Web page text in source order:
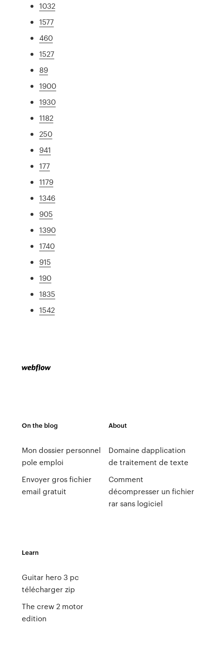
1032
1577
460
1527
89
1900
1930
1182
250
941
177
1179
1346
905
1390
1740
915
190
1835
1542
On the blog
Mon dossier personnel
pole emploi
Envoyer gros fichier
email gratuit
About
Domaine dapplication
de traitement de texte
Comment
décompresser un fichier
rar sans logiciel
Learn
Guitar hero 3 pc
télécharger zip
The crew 2 motor
edition